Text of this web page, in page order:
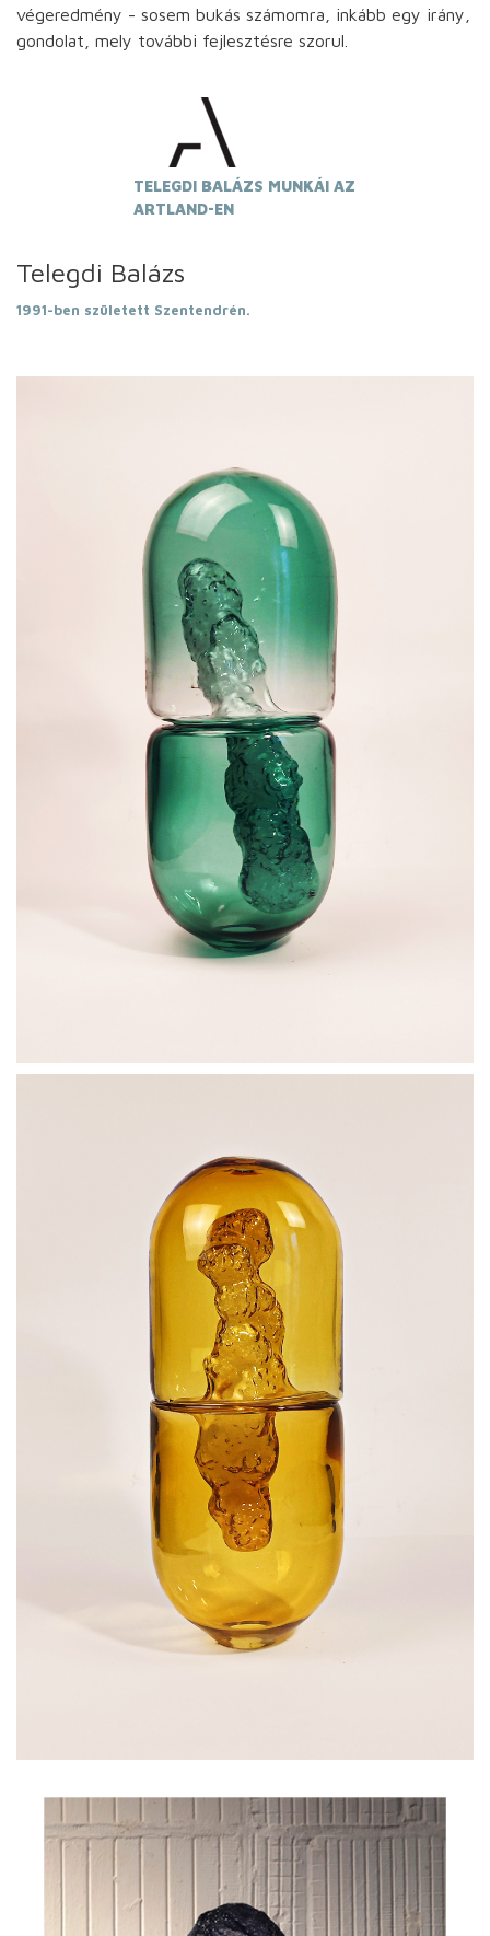
végeredmény - sosem bukás számomra, inkább egy irány,
gondolat, mely további fejlesztésre szorul.
TELEGDI BALÁZS MUNKÁI AZ
ARTLAND-EN
Telegdi Balázs
1991-ben született Szentendrén.